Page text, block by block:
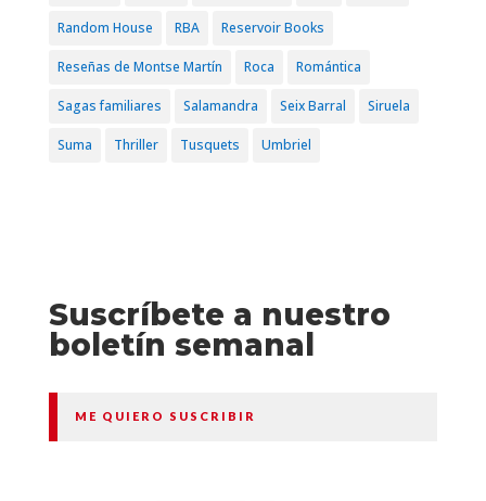
Random House RBA Reservoir Books
Reseñas de Montse Martín Roca Romántica
Sagas familiares Salamandra Seix Barral Siruela
Suma Thriller Tusquets Umbriel
Suscríbete a nuestro
boletín semanal
ME QUIERO SUSCRIBIR